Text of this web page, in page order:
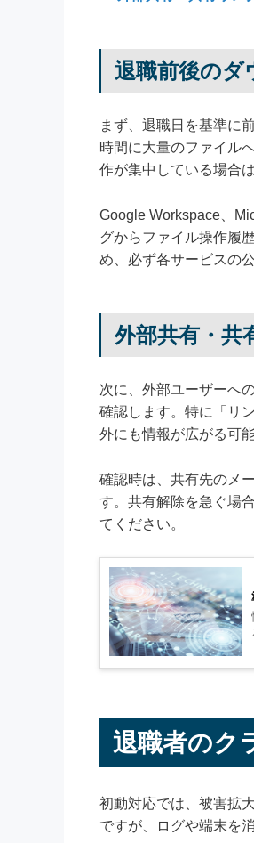
退職前後のダ
まず、退職日を基準に
時間に大量のファイル
作が集中している場合
Google Workspace、
グからファイル操作履
め、必ず各サービスの
外部共有・共
次に、外部ユーザーへ
確認します。特に「リ
外にも情報が広がる可
確認時は、共有先のメ
す。共有解除を急ぐ場
てください。
退職者のク
初動対応では、被害拡
ですが、ログや端末を